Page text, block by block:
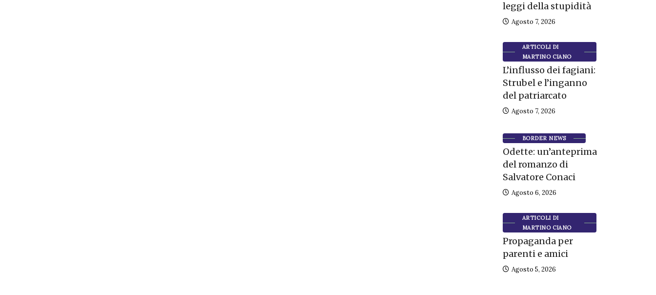
leggi della stupidità
Agosto 7, 2026
ARTICOLI DI
MARTINO CIANO
L’influsso dei fagiani:
Strubel e l’inganno
del patriarcato
Agosto 7, 2026
BORDER NEWS
Odette: un’anteprima
del romanzo di
Salvatore Conaci
Agosto 6, 2026
ARTICOLI DI
MARTINO CIANO
Propaganda per
parenti e amici
Agosto 5, 2026